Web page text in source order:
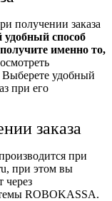
получении заказа
способ
именно то,
Выберете удобный
при его
заказа
при
при этом вы
через
ROBOKASSA.